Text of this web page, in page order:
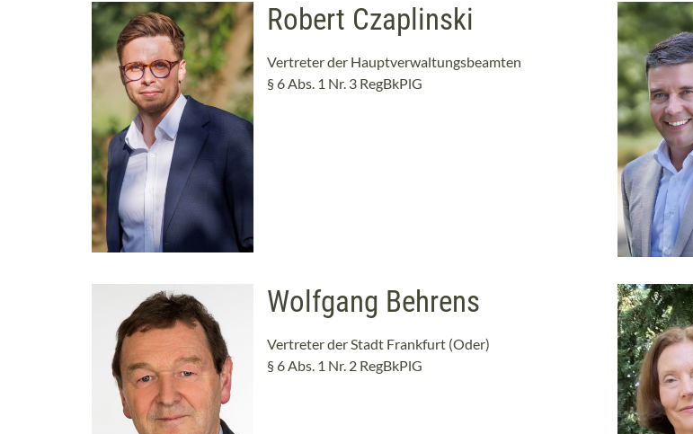
Robert Czaplinski
Vertreter der Hauptverwaltungsbeamten
§ 6 Abs. 1 Nr. 3 RegBkPlG
Wolfgang Behrens
Vertreter der Stadt Frankfurt (Oder)
§ 6 Abs. 1 Nr. 2 RegBkPlG